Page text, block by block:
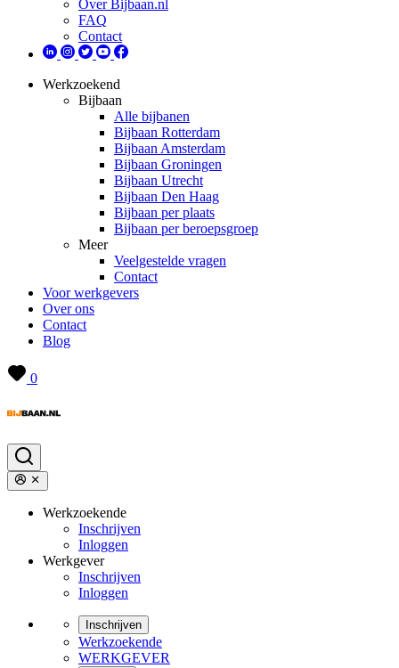
Over Bijbaan.nl
FAQ
Contact
Werkzoekend
Bijbaan
Alle bijbanen
Bijbaan Rotterdam
Bijbaan Amsterdam
Bijbaan Groningen
Bijbaan Utrecht
Bijbaan Den Haag
Bijbaan per plaats
Bijbaan per beroepsgroep
Meer
Veelgestelde vragen
Contact
Voor werkgevers
Over ons
Contact
Blog
0
Werkzoekende
Inschrijven
Inloggen
Werkgever
Inschrijven
Inloggen
Inschrijven
Werkzoekende
WERKGEVER